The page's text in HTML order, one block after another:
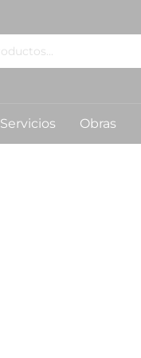
Servicios Obras